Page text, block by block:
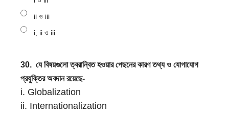
ii ও iii
i, ii ও iii
30. যে বিষয়গুলো ত্বরান্বিত হওয়ার পেছনের কারণ তথ্য ও যোগাযোগ
প্রযুক্তির অবদান রয়েছে-
i. Globalization
ii. Internationalization